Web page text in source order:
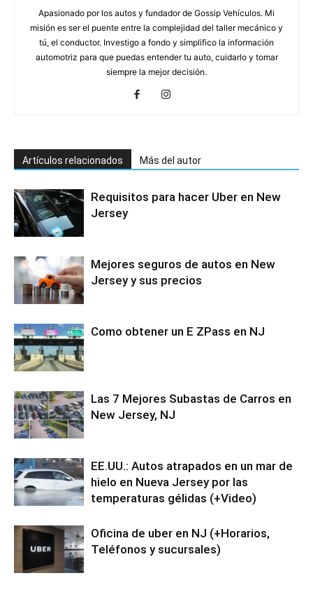
Apasionado por los autos y fundador de Gossip Vehículos. Mi
misión es ser el puente entre la complejidad del taller mecánico y
tú, el conductor. Investigo a fondo y simplifico la información
automotriz para que puedas entender tu auto, cuidarlo y tomar
siempre la mejor decisión.
Artículos relacionados Más del autor
Requisitos para hacer Uber en New
Jersey
Mejores seguros de autos en New
Jersey y sus precios
Como obtener un E ZPass en NJ
Las 7 Mejores Subastas de Carros en
New Jersey, NJ
EE.UU.: Autos atrapados en un mar de
hielo en Nueva Jersey por las
temperaturas gélidas (+Video)
Oficina de uber en NJ (+Horarios,
Teléfonos y sucursales)